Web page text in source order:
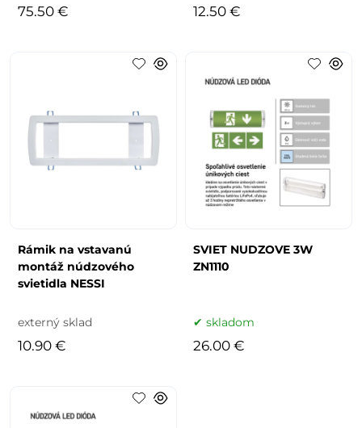
75.50 € 12.50 €
Rámik na vstavanú
montáž núdzového
svietidla NESSI
externý sklad
10.90 €
SVIET NUDZOVE 3W
ZN1110
skladom
26.00 €